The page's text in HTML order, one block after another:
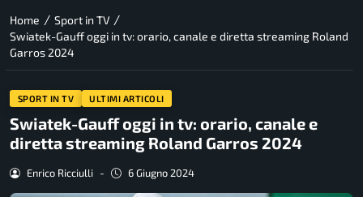
Home / Sport in TV /
Swiatek-Gauff oggi in tv: orario, canale e diretta streaming Roland
Garros 2024
SPORT IN TV ULTIMI ARTICOLI
Swiatek-Gauff oggi in tv: orario, canale e
diretta streaming Roland Garros 2024
Enrico Ricciulli - 6 Giugno 2024